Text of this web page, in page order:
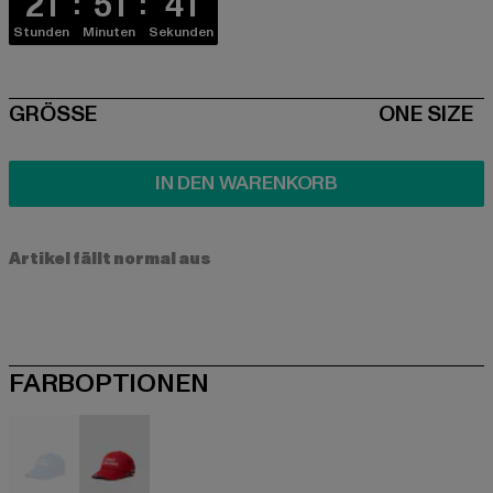
Stunden Minuten Sekunden
SIZE
GRÖSSE ONE SIZE
IN DEN WARENKORB
Artikel fällt normal aus
FARBOPTIONEN